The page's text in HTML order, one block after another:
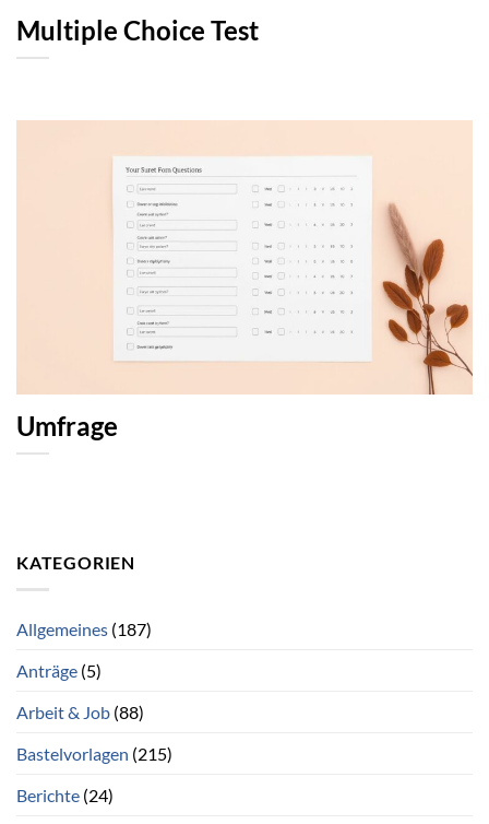
Multiple Choice Test
Umfrage
KATEGORIEN
Allgemeines (187)
Anträge (5)
Arbeit & Job (88)
Bastelvorlagen (215)
Berichte (24)